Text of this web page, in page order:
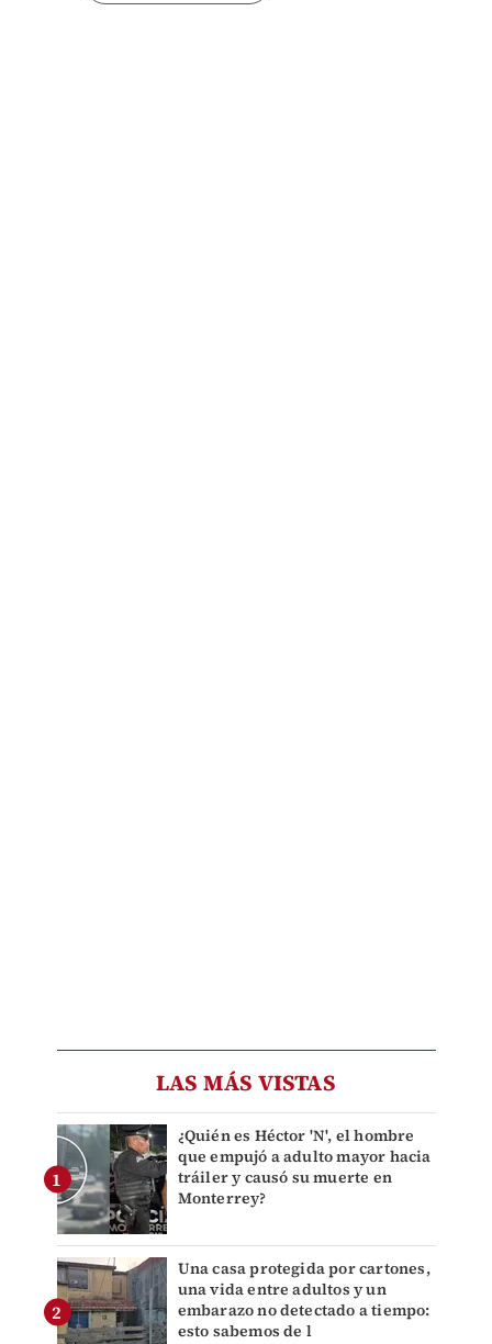
LAS MÁS VISTAS
¿Quién es Héctor 'N', el hombre
que empujó a adulto mayor hacia
tráiler y causó su muerte en
Monterrey?
Una casa protegida por cartones,
una vida entre adultos y un
embarazo no detectado a tiempo:
esto sabemos de l